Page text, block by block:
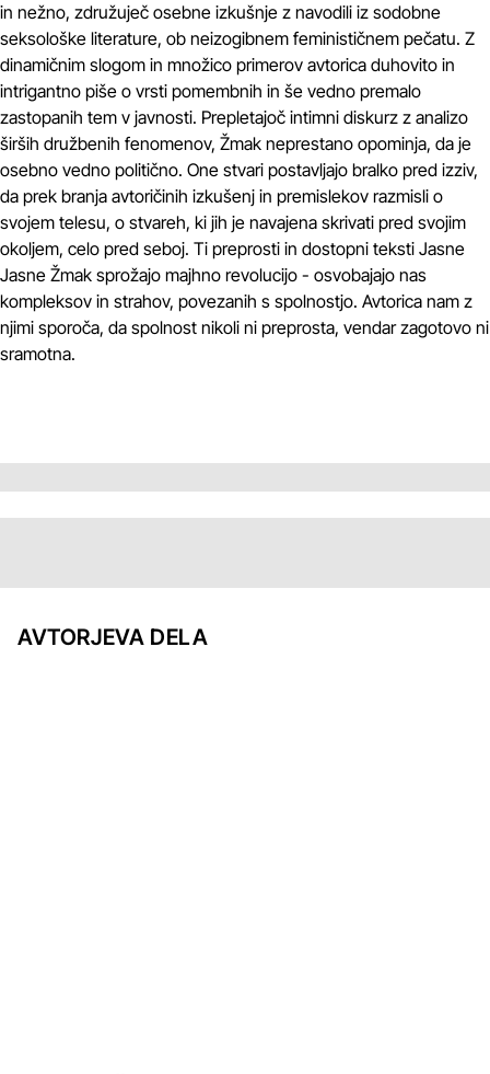
in nežno, združuječ osebne izkušnje z navodili iz sodobne
seksološke literature, ob neizogibnem feminističnem pečatu. Z
dinamičnim slogom in množico primerov avtorica duhovito in
intrigantno piše o vrsti pomembnih in še vedno premalo
zastopanih tem v javnosti. Prepletajoč intimni diskurz z analizo
širših družbenih fenomenov, Žmak neprestano opominja, da je
osebno vedno politično. One stvari postavljajo bralko pred izziv,
da prek branja avtoričinih izkušenj in premislekov razmisli o
svojem telesu, o stvareh, ki jih je navajena skrivati pred svojim
okoljem, celo pred seboj. Ti preprosti in dostopni teksti Jasne
Jasne Žmak sprožajo majhno revolucijo - osvobajajo nas
kompleksov in strahov, povezanih s spolnostjo. Avtorica nam z
njimi sporoča, da spolnost nikoli ni preprosta, vendar zagotovo ni
sramotna.
AVTORJEVA DELA